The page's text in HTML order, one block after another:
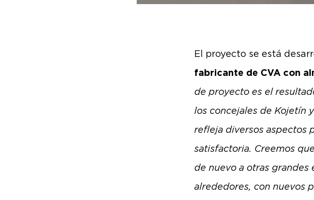
El proyecto se está
fabricante de CVA con
de proyecto es el
los concejales de Kojetín
refleja diversos aspectos
satisfactoria. Creemos
de nuevo a otras grandes
alrededores, con nuevos